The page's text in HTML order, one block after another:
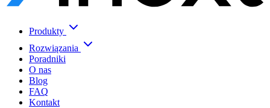
Produkty
Rozwiązania
Poradniki
O nas
Blog
FAQ
Kontakt